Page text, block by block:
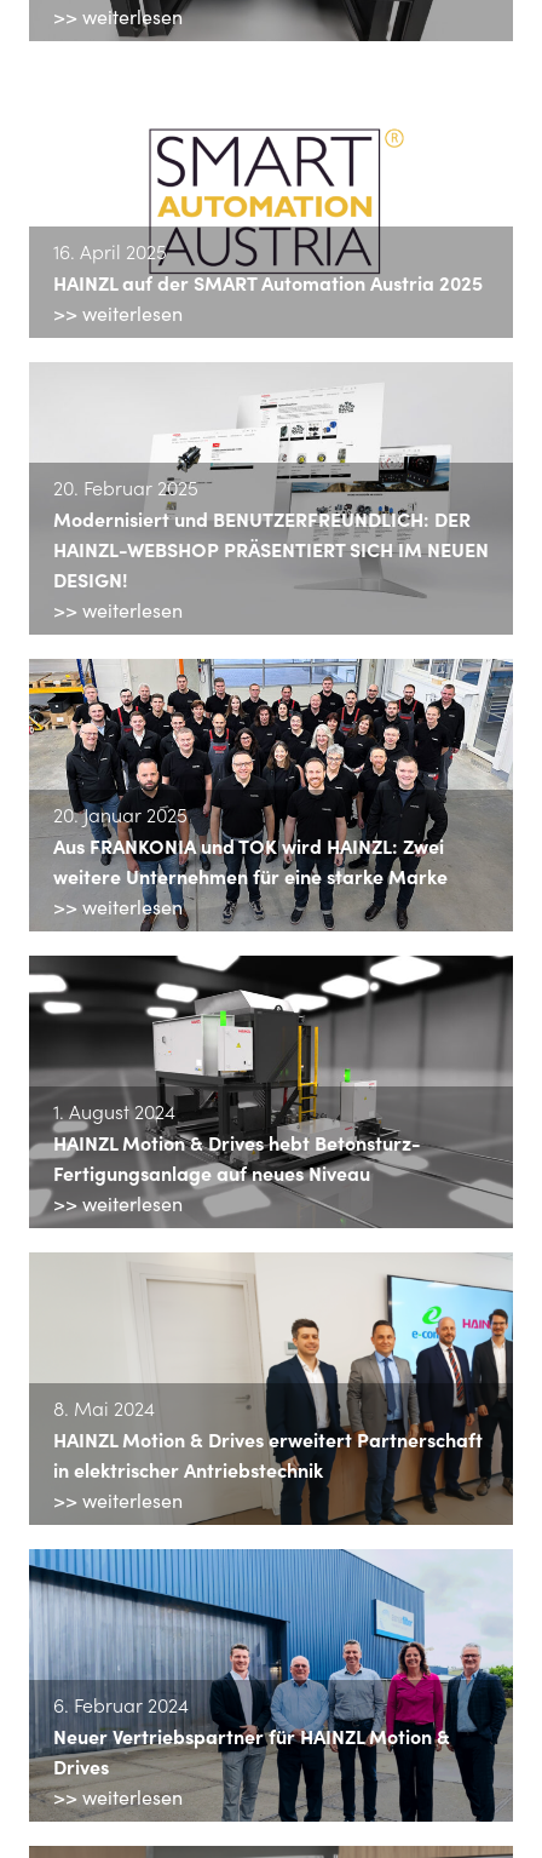
>> weiterlesen
16. April 2025
HAINZL auf der SMART Automation Austria 2025
>> weiterlesen
20. Februar 2025
Modernisiert und BENUTZERFREUNDLICH: DER
HAINZL-WEBSHOP PRÄSENTIERT SICH IM NEUEN
DESIGN!
>> weiterlesen
20. Januar 2025
Aus FRANKONIA und TOK wird HAINZL: Zwei
weitere Unternehmen für eine starke Marke
>> weiterlesen
1. August 2024
HAINZL Motion & Drives hebt Betonsturz-
Fertigungsanlage auf neues Niveau
>> weiterlesen
8. Mai 2024
HAINZL Motion & Drives erweitert Partnerschaft
in elektrischer Antriebstechnik
>> weiterlesen
6. Februar 2024
Neuer Vertriebspartner für HAINZL Motion &
Drives
>> weiterlesen